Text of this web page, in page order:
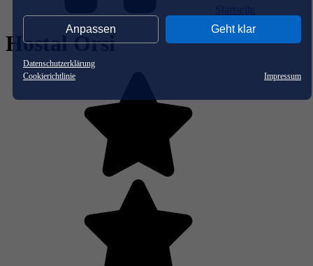
Anpassen Geht klar
Datenschutzerklärung
Cookierichtlinie
Impressum
Hostal Orsi